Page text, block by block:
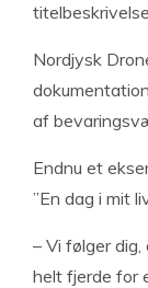
Nordjysk
af
Endnu et
”En dag i mit
– Vi følger
helt fjerde for